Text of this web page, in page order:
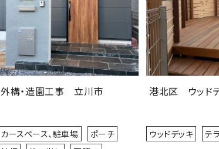
外構・造園工事 立川市
カースペース、駐車場
ポーチ
港北区 ウッド
ウッドデッキ テ